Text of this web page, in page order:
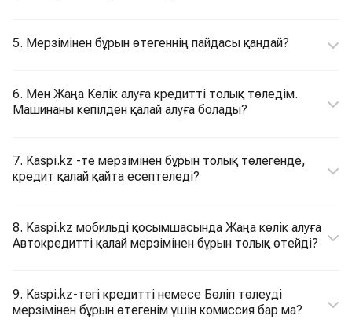
5. Мерзімінен бұрын өтегеннің пайдасы қандай?
6. Мен Жаңа Көлік алуға кредитті толық төледім.
Машинаны кепілден қалай алуға болады?
7. Kaspi.kz -те мерзімінен бұрын толық төлегенде,
кредит қалай қайта есептеледі?
8. Kaspi.kz мобильді қосымшасында Жаңа көлік алуға
Автокредитті қалай мерзімінен бұрын толық өтейді?
9. Kaspi.kz-тегі кредитті немесе Бөліп төлеуді
мерзімінен бұрын өтегенім үшін комиссия бар ма?